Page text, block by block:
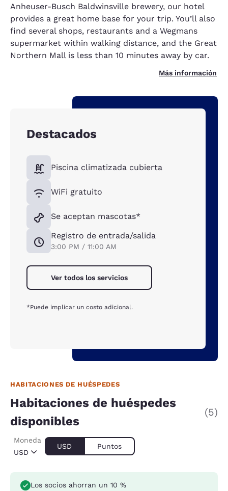
Anheuser-Busch Baldwinsville brewery, our hotel
provides a great home base for your trip. You’ll also
find several shops, restaurants and a Wegmans
supermarket within walking distance, and the Great
Northern Mall is less than 10 minutes away by car.
Más información
Destacados
Piscina climatizada cubierta
WiFi gratuito
Se aceptan mascotas*
Registro de entrada/salida
3:00 PM / 11:00 AM
Ver todos los servicios
*Puede implicar un costo adicional.
HABITACIONES DE HUÉSPEDES
Habitaciones de huéspedes
disponibles
(5)
USD
Moneda
USD Puntos
Los socios ahorran un 10 %